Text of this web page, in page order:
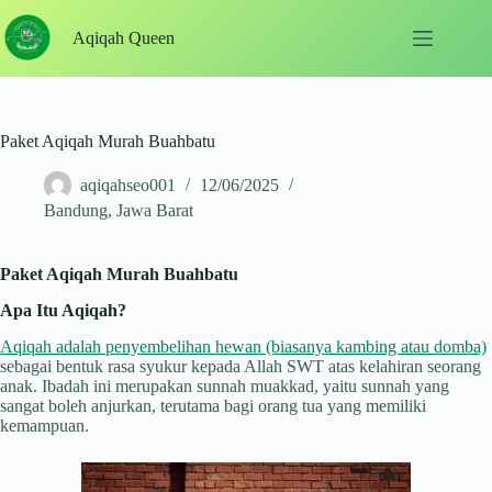
to
content
Aqiqah Queen
Paket Aqiqah Murah Buahbatu
aqiqahseo001
12/06/2025
Bandung, Jawa Barat
Paket Aqiqah Murah Buahbatu
Apa Itu Aqiqah?
Aqiqah adalah penyembelihan hewan (biasanya kambing atau domba)
sebagai bentuk rasa syukur kepada Allah SWT atas kelahiran seorang
anak. Ibadah ini merupakan sunnah muakkad, yaitu sunnah yang
sangat boleh anjurkan, terutama bagi orang tua yang memiliki
kemampuan.